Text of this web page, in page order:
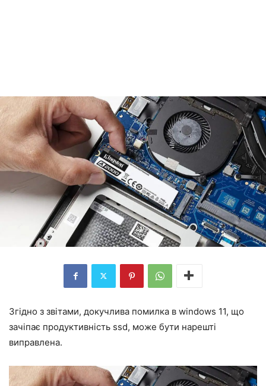
Згідно з звітами, докучлива помилка в windows 11, що
зачіпає продуктивність ssd, може бути нарешті
виправлена.